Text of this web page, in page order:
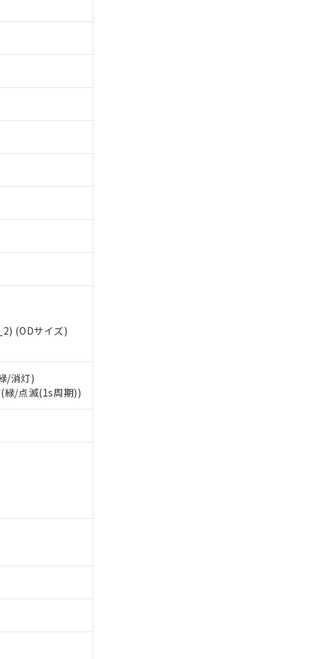
(ODサイズ)
/消灯)
緑/点滅(1s周期))
、またはお客様担当のオムロン制御機器販売店・
ネットワーク
」をご確認ください。
なく第三者に漏洩または開示しないようお願いしま
利用いただくには、I-Webメンバーズにご登録され
品リストについて、当社および当社の共同利用者
引・商談に必要な範囲で利用することをご了承くだ
した製品が提供可能な商品です。
製品に切り替える予定のある商品です。
応の商品で、対応品を出す予定はありません。
状況を調査中または確認中の商品です。
関係のない商品です。
含有品と判明した場合などやむを得ず変更すること
以下、
以下、ポリ臭化ジフェニルエーテル類(PBDE) 1000ppm以下、
フタル酸ブチルベンジル（BBP） 1000ppm以下、フタル酸ジブチ
以下
ことがあります。
ていることを示します。
さい。
、 BBP(フタル酸ブチルベンジル) : 1000ppm、
ることを示します。
えいし、環境に深刻な影響を及ぼさない年数を意
さい。
生物兵器またはその他武器並びにこれらの製造装
1、2および3の内容を当該第三者に通知します。
法に輸出するおそれがある場合は、取り引きをい
のお取引先、またはお客様担当のオムロン制御
ていない機種